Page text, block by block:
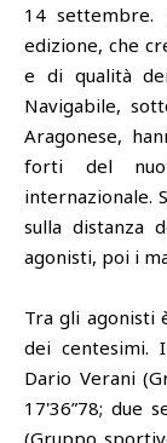
14 settembre.
edizione, che
e di qualità
Navigabile,
Aragonese,
forti del
internazionale.
sulla distanza
agonisti, poi i
Tra gli agonisti
dei centesimi.
Dario Verani
17'36”78; due
(Gruppo